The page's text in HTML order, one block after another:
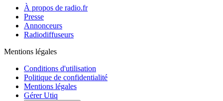
À propos de radio.fr
Presse
Annonceurs
Radiodiffuseurs
Mentions légales
Conditions d'utilisation
Politique de confidentialité
Mentions légales
Gérer Utiq